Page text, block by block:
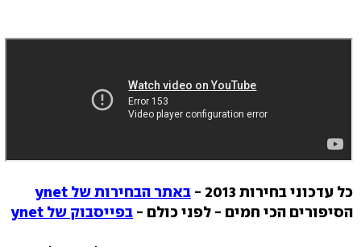
כל עדכוני בחירות 2013 -
באתר הבחירות של ynet
הסיפורים הכי חמים - לפני כולם - בפייסבוק של ynet